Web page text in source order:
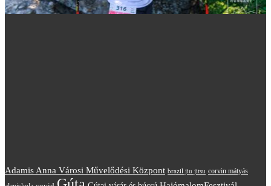
Adamis Anna Városi Művelődési Központ brazil jiu jitsu corvin mátyás